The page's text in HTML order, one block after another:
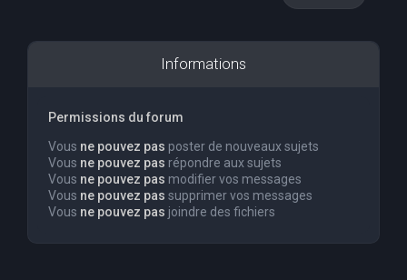
Informations
Permissions du forum
Vous ne pouvez pas poster de nouveaux sujets
Vous ne pouvez pas répondre aux sujets
Vous ne pouvez pas modifier vos messages
Vous ne pouvez pas supprimer vos messages
Vous ne pouvez pas joindre des fichiers